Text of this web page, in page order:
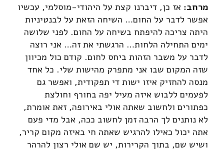
מרחב: אז כן, דיברנו קצת על היהודי-מוסלמי, עכשיו
אפשר לדבר על החום… השיחה הזאת על לבנטיניות
היתה צריכה להיפתח בשיחה על החום. לפני שלושה
ימים התחילה הלחות… הרגשתי את זה… אני רוצה
לדבר על משבר הזהות ביחס לחום. קודם כול מכיוון
שזה המקום שבו אני מתפרק מהישות שלי. כל אחד
מנסה להחזיק איזו ישות די תפקודית, ואפשר גם
לפעמים ללבוש איזה מעיל יפה בחורף וחולצת
כפתורים ולחשוב שאתה אולי באירופה, זאת אומרת,
לא נותנים לך הרבה זמן לחשוב ככה, אבל מדי פעם
אתה יכול כאילו להרגיש שאתה חי באיזה מקום קריר,
ושיש שם, בתוך הקרירות, יש שם אולי רצון להרהר